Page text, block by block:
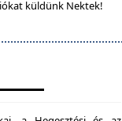
küldünk Nektek!